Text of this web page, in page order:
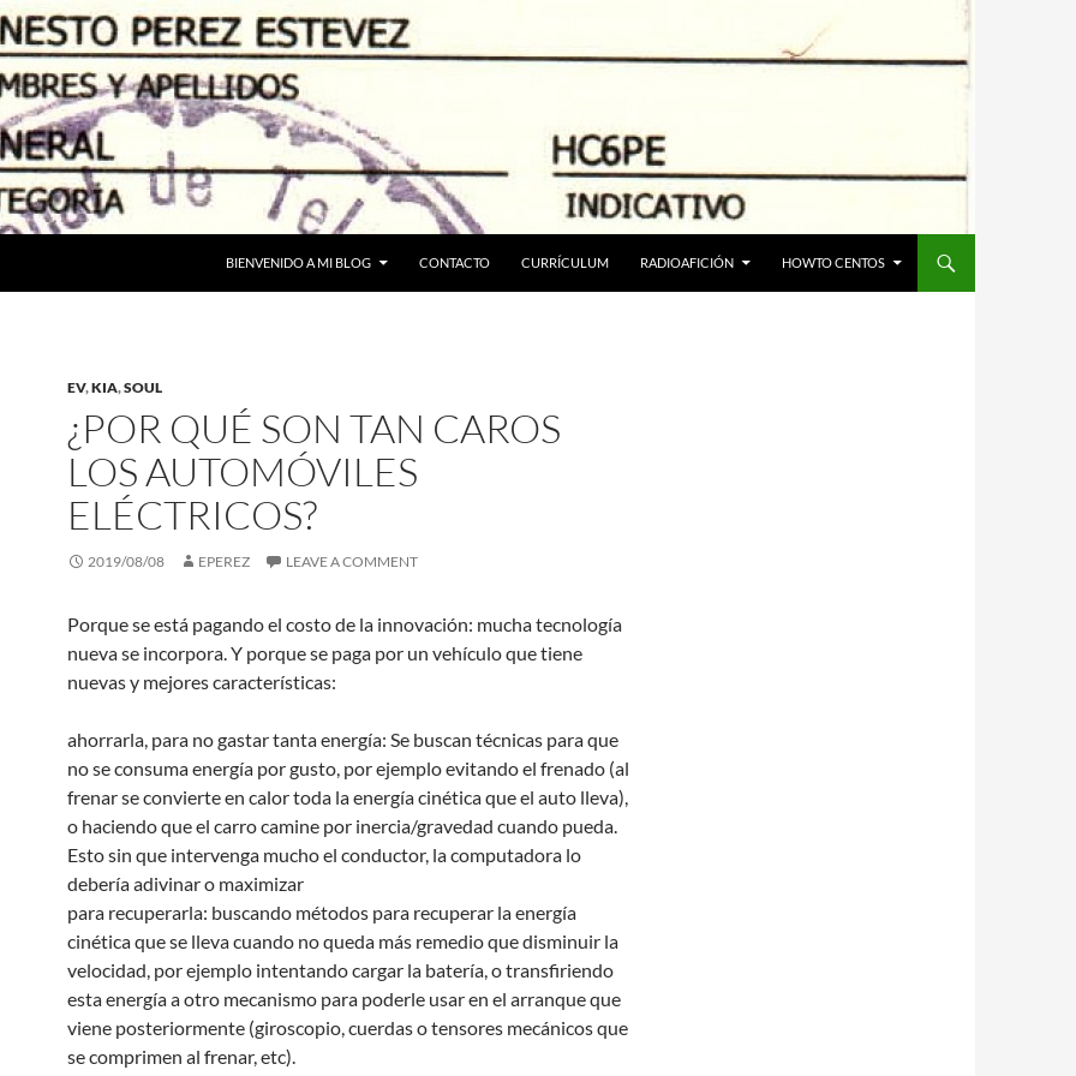
BIENVENIDO A MI BLOG CONTACTO CURRÍCULUM RADIOAFICIÓN HOWTO CENTOS
EV,KIA,SOUL
¿POR QUÉ SON TAN CAROS
LOS AUTOMÓVILES
ELÉCTRICOS?
2019/08/08 EPEREZ LEAVE A COMMENT
Porque se está pagando el costo de la innovación: mucha tecnología
nueva se incorpora. Y porque se paga por un vehículo que tiene
nuevas y mejores características:
ahorrarla, para no gastar tanta energía: Se buscan técnicas para que
no se consuma energía por gusto, por ejemplo evitando el frenado (al
frenar se convierte en calor toda la energía cinética que el auto lleva),
o haciendo que el carro camine por inercia/gravedad cuando pueda.
Esto sin que intervenga mucho el conductor, la computadora lo
debería adivinar o maximizar
para recuperarla: buscando métodos para recuperar la energía
cinética que se lleva cuando no queda más remedio que disminuir la
velocidad, por ejemplo intentando cargar la batería, o transfiriendo
esta energía a otro mecanismo para poderle usar en el arranque que
viene posteriormente (giroscopio, cuerdas o tensores mecánicos que
se comprimen al frenar, etc).